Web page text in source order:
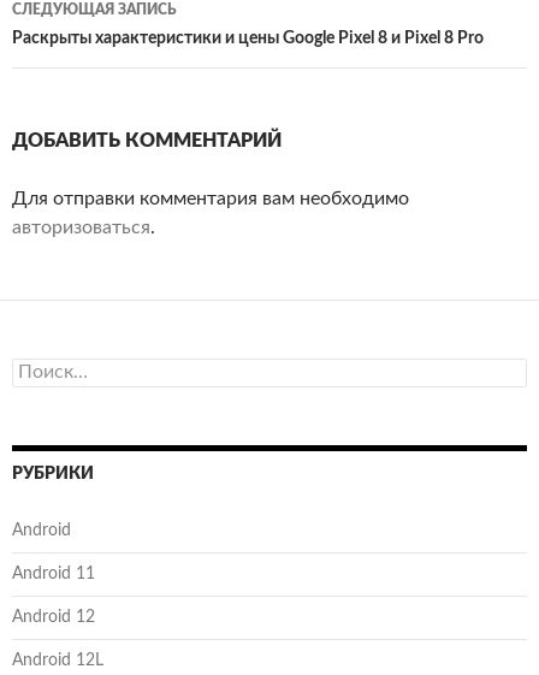
СЛЕДУЮЩАЯ ЗАПИСЬ
Раскрыты характеристики и цены Google Pixel 8 и Pixel 8 Pro
ДОБАВИТЬ КОММЕНТАРИЙ
Для отправки комментария вам необходимо
авторизоваться.
Найти:
РУБРИКИ
Android
Android 11
Android 12
Android 12L